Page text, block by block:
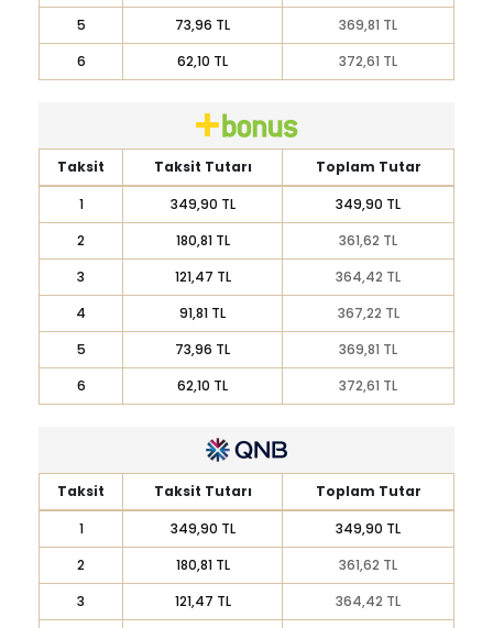
5 73,96 TL
369,81 TL
6
62,10 TL 372,61 TL
Taksit Taksit Tutarı
Toplam Tutar
1
349,90 TL
349,90 TL
2
180,81 TL
361,62 TL
3
121,47 TL
364,42 TL
4
91,81 TL
367,22 TL
5
73,96 TL
369,81 TL
6
62,10 TL 372,61 TL
Taksit Taksit Tutarı
Toplam Tutar
1
349,90 TL
349,90 TL
2
180,81 TL
361,62 TL
3
121,47 TL
364,42 TL